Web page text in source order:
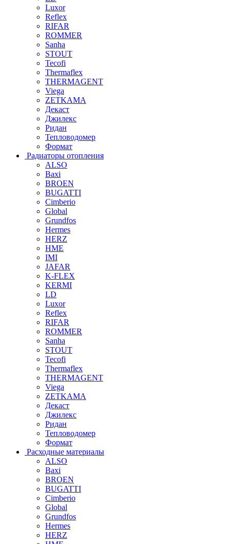
Luxor
Reflex
RIFAR
ROMMER
Sanha
STOUT
Tecofi
Thermaflex
THERMAGENT
Viega
ZETKAMA
Декаст
Джилекс
Ридан
Тепловодомер
Формат
Радиаторы отопления
ALSO
Baxi
BROEN
BUGATTI
Cimberio
Global
Grundfos
Hermes
HERZ
HME
IMI
JAFAR
K-FLEX
KERMI
LD
Luxor
Reflex
RIFAR
ROMMER
Sanha
STOUT
Tecofi
Thermaflex
THERMAGENT
Viega
ZETKAMA
Декаст
Джилекс
Ридан
Тепловодомер
Формат
Расходные материалы
ALSO
Baxi
BROEN
BUGATTI
Cimberio
Global
Grundfos
Hermes
HERZ